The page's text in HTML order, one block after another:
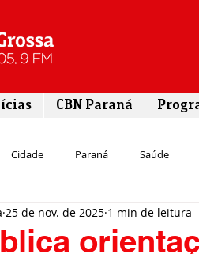
CBN Paraná
Cidade Paraná Saúde
Campos Gerais Segurança
25 de nov. de 2025 1 min de leitura